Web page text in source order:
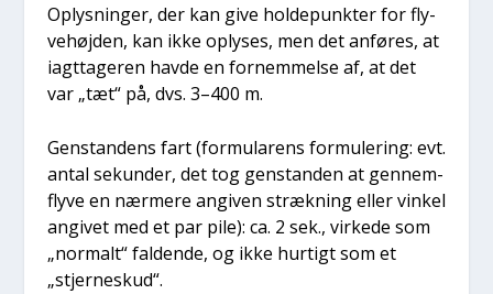
Oplys­nin­ger, der kan give hol­de­punk­ter for fly­
ve­høj­den, kan ikke oply­ses, men det anfø­res, at
iagt­ta­ge­ren hav­de en for­nem­mel­se af, at det
var „tæt“ på, dvs. 3–400 m.
Gen­stan­dens fart (for­mu­la­rens for­mu­le­ring: evt.
antal sekun­der, det tog gen­stan­den at gen­nem­
fly­ve en nær­me­re angi­ven stræk­ning eller vin­kel
angi­vet med et par pile): ca. 2 sek., vir­ke­de som
„nor­malt“ fal­den­de, og ikke hur­tigt som et
„stjer­neskud“.